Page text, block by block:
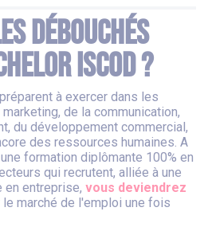
débouchés
ISCOD ?
à exercer dans les
de la communication,
du développement commercial,
des ressources humaines. A
formation diplômante 100% en
qui recrutent, alliée à une
en entreprise, vous deviendrez
le marché de l'emploi une fois